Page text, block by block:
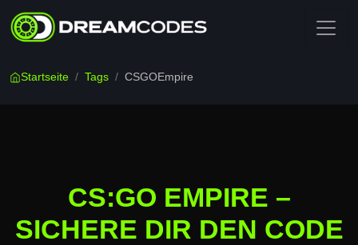
Startseite / Tags / CSGOEmpire
CS:GO EMPIRE –
SICHERE DIR DEN CODE